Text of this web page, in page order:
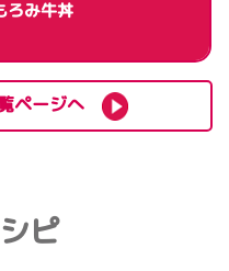
ろみ牛丼
ページへ
ピ